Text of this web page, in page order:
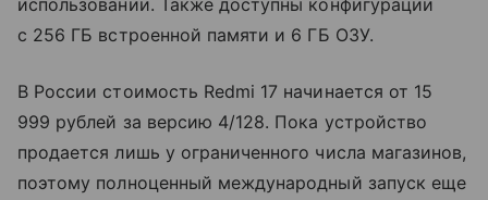
с 256 ГБ встроенной памяти и 6 ГБ ОЗУ.
В России стоимость Redmi 17 начинается от 15
999 рублей за версию 4/128. Пока устройство
продается лишь у ограниченного числа магазинов,
поэтому полноценный международный запуск еще